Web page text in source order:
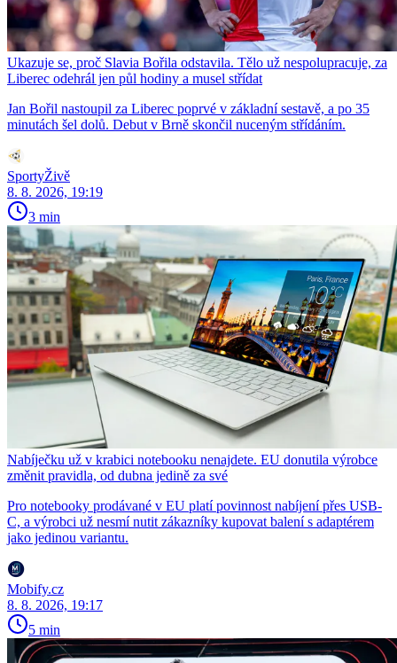
Ukazuje se, proč Slavia Bořila odstavila. Tělo už nespolupracuje, za
Liberec odehrál jen půl hodiny a musel střídat
Jan Bořil nastoupil za Liberec poprvé v základní sestavě, a po 35
minutách šel dolů. Debut v Brně skončil nuceným střídáním.
SportyŽivě
8. 8. 2026, 19:19
3 min
Nabíječku už v krabici notebooku nenajdete. EU donutila výrobce
změnit pravidla, od dubna jedině za své
Pro notebooky prodávané v EU platí povinnost nabíjení přes USB-
C, a výrobci už nesmí nutit zákazníky kupovat balení s adaptérem
jako jedinou variantu.
Mobify.cz
8. 8. 2026, 19:17
5 min